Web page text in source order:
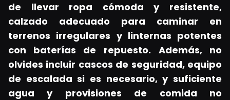
de llevar ropa cómoda y resistente,
calzado adecuado para caminar en
terrenos irregulares y linternas potentes
con baterías de repuesto.
Además, no
olvides incluir cascos de seguridad, equipo
de escalada si es necesario, y suficiente
agua y provisiones de comida no